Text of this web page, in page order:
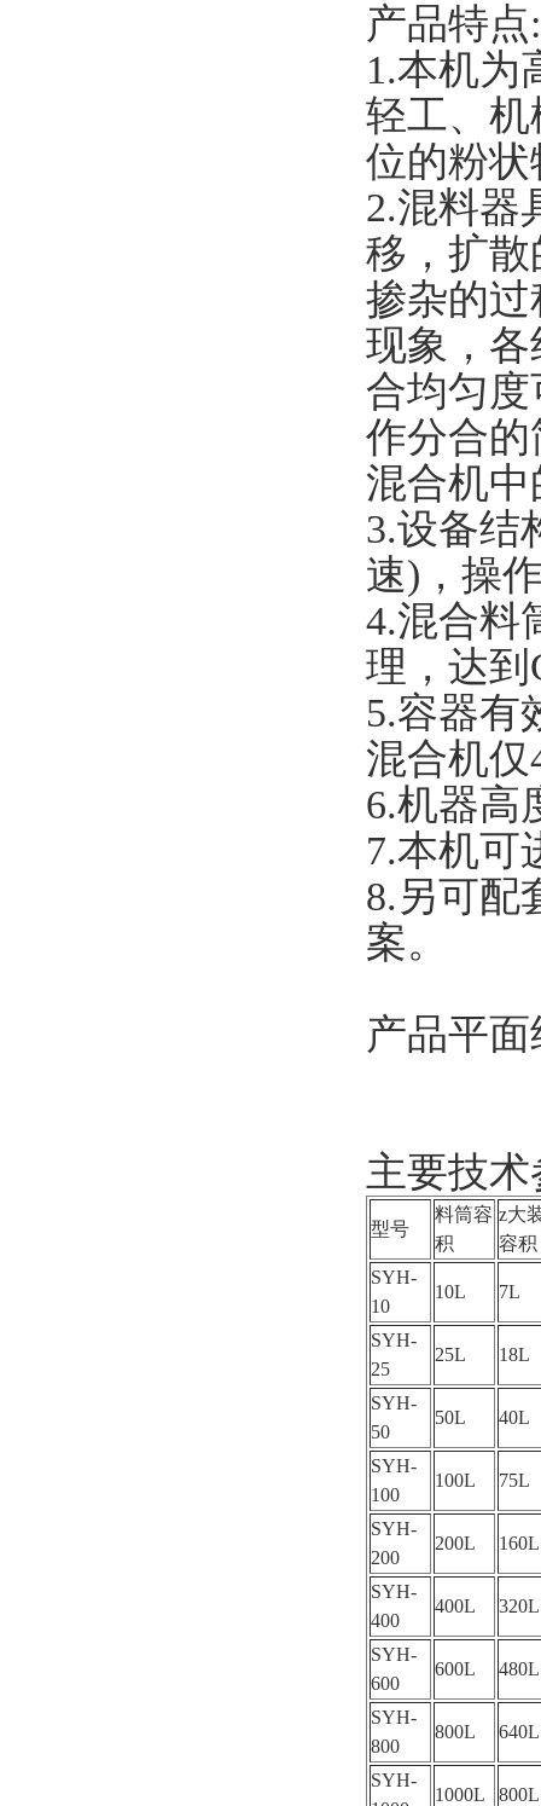
产品特点:
1.本机为
轻工、
位的粉
2.混料器
移，扩
掺杂的
现象，
合均匀度
作分合
混合机
3.设备结
速)，操
4.混合料
理，达到
5.容器有
混合机仅
6.机器高
7.本机可
8.另可配
案。
产品平
主要技
型号
料筒容
积
z大
容积
SYH-
10
10L 7L
SYH-
25
25L 18L
SYH-
50
50L 40L
SYH-
100
100L 75L
SYH-
200
200L 160L
SYH-
400
400L 320L
SYH-
600
600L 480L
SYH-
800
800L 640L
SYH-
1000L 800L